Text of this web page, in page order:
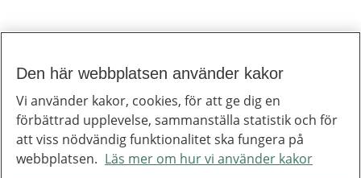
Den här webbplatsen använder kakor
Vi använder kakor, cookies, för att ge dig en
förbättrad upplevelse, sammanställa statistik och för
att viss nödvändig funktionalitet ska fungera på
webbplatsen. Läs mer om hur vi använder kakor